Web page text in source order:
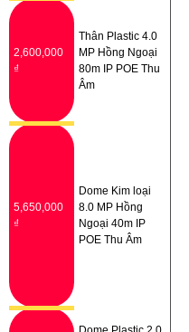
2,600,000
₫
Thân Plastic 4.0
MP Hồng Ngoại
80m IP POE Thu
Âm
5,650,000
₫
Dome Kim loại
8.0 MP Hồng
Ngoại 40m IP
POE Thu Âm